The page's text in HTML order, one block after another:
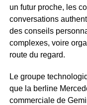
un futur proche, les
conversations
des conseils
complexes, voire
route du regard.
Le groupe
que la berline
commerciale de